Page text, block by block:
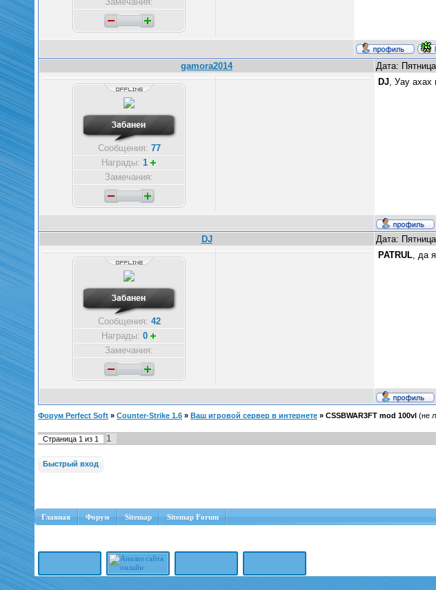
gamora2014 Дата:
Сообщения: 77
Награды: 1
Замечания:
DJ, Уау ахах
DJ Дата:
Сообщения: 42
Награды: 0
Замечания:
PATRUL, да
Форум Perfect Soft » Counter-Strike 1.6 » Ваш игровой сервер в интернете » CSSBWAR3FT mod 100vl (не
Страница 1 из 1 1
Главная Форум Sitemap Sitemap Forum